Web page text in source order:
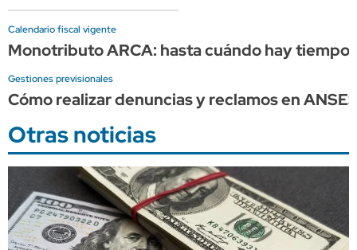
Calendario fiscal vigente
Monotributo ARCA: hasta cuándo hay
Gestiones previsionales
Cómo realizar denuncias y reclamos en
Otras noticias